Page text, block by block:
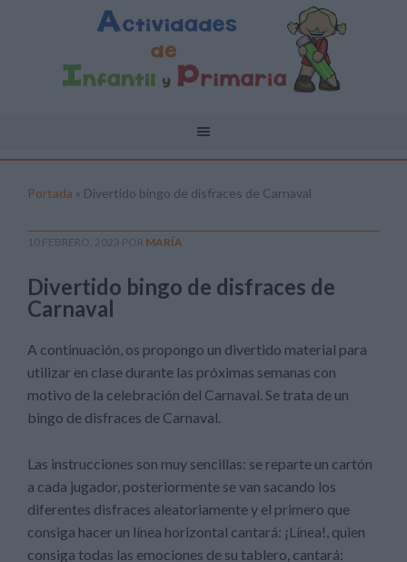
Portada » Divertido bingo de disfraces de Carnaval
10 FEBRERO, 2023 POR MARÍA
Divertido bingo de disfraces de
Carnaval
A continuación, os propongo un divertido material para
utilizar en clase durante las próximas semanas con
motivo de la celebración del Carnaval. Se trata de un
bingo de disfraces de Carnaval.
Las instrucciones son muy sencillas: se reparte un cartón
a cada jugador, posteriormente se van sacando los
diferentes disfraces aleatoriamente y el primero que
consiga hacer un línea horizontal cantará: ¡Línea!, quien
consiga todas las emociones de su tablero, cantará: